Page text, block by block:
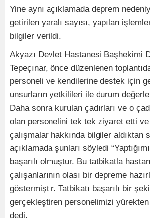
Yine aynı açıklamada deprem
getirilen yaralı sayısı, yapılan
bilgiler verildi.
Akyazı Devlet Hastanesi Başhekimi
Tepeçınar, önce düzenlenen
personeli ve kendilerine destek için
unsurların yetkilileri ile durum
Daha sonra kurulan çadırları ve o
olan personelini tek tek ziyaret etti ve
çalışmalar hakkında bilgiler aldıktan
açıklamada şunları söyledi
başarılı olmuştur. Bu tatbikatla
çalışanlarının olası bir depreme
göstermiştir. Tatbikatı başarılı bir
gerçekleştiren personelimizi yürekten
dedi.